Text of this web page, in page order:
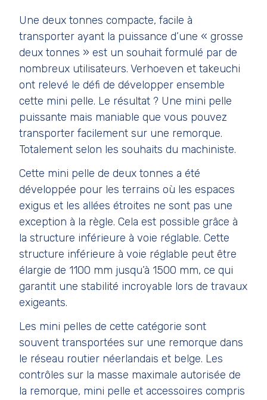
Une deux tonnes compacte, facile à
transporter ayant la puissance d’une « grosse
deux tonnes » est un souhait formulé par de
nombreux utilisateurs. Verhoeven et takeuchi
ont relevé le défi de développer ensemble
cette mini pelle. Le résultat ? Une mini pelle
puissante mais maniable que vous pouvez
transporter facilement sur une remorque.
Totalement selon les souhaits du machiniste.
Cette mini pelle de deux tonnes a été
développée pour les terrains où les espaces
exigus et les allées étroites ne sont pas une
exception à la règle. Cela est possible grâce à
la structure inférieure à voie réglable. Cette
structure inférieure à voie réglable peut être
élargie de 1100 mm jusqu’à 1500 mm, ce qui
garantit une stabilité incroyable lors de travaux
exigeants.
Les mini pelles de cette catégorie sont
souvent transportées sur une remorque dans
le réseau routier néerlandais et belge. Les
contrôles sur la masse maximale autorisée de
la remorque, mini pelle et accessoires compris